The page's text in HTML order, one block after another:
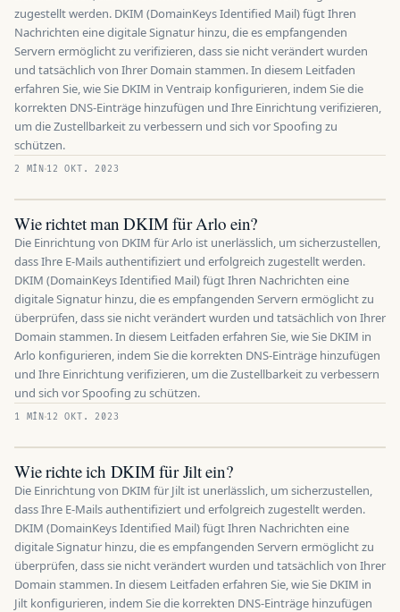
zugestellt werden. DKIM (DomainKeys Identified Mail) fügt Ihren
Nachrichten eine digitale Signatur hinzu, die es empfangenden
Servern ermöglicht zu verifizieren, dass sie nicht verändert wurden
und tatsächlich von Ihrer Domain stammen. In diesem Leitfaden
erfahren Sie, wie Sie DKIM in Ventraip konfigurieren, indem Sie die
korrekten DNS-Einträge hinzufügen und Ihre Einrichtung verifizieren,
um die Zustellbarkeit zu verbessern und sich vor Spoofing zu
schützen.
2 MÍN 12 OKT. 2023
Wie richtet man DKIM für Arlo ein?
Die Einrichtung von DKIM für Arlo ist unerlässlich, um sicherzustellen,
dass Ihre E-Mails authentifiziert und erfolgreich zugestellt werden.
DKIM (DomainKeys Identified Mail) fügt Ihren Nachrichten eine
digitale Signatur hinzu, die es empfangenden Servern ermöglicht zu
überprüfen, dass sie nicht verändert wurden und tatsächlich von Ihrer
Domain stammen. In diesem Leitfaden erfahren Sie, wie Sie DKIM in
Arlo konfigurieren, indem Sie die korrekten DNS-Einträge hinzufügen
und Ihre Einrichtung verifizieren, um die Zustellbarkeit zu verbessern
und sich vor Spoofing zu schützen.
1 MÍN 12 OKT. 2023
Wie richte ich DKIM für Jilt ein?
Die Einrichtung von DKIM für Jilt ist unerlässlich, um sicherzustellen,
dass Ihre E-Mails authentifiziert und erfolgreich zugestellt werden.
DKIM (DomainKeys Identified Mail) fügt Ihren Nachrichten eine
digitale Signatur hinzu, die es empfangenden Servern ermöglicht zu
überprüfen, dass sie nicht verändert wurden und tatsächlich von Ihrer
Domain stammen. In diesem Leitfaden erfahren Sie, wie Sie DKIM in
Jilt konfigurieren, indem Sie die korrekten DNS-Einträge hinzufügen